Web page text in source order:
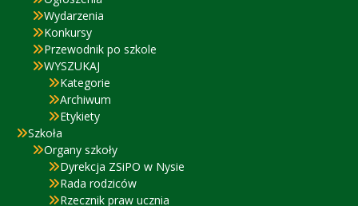
Wydarzenia
Konkursy
Przewodnik po szkole
WYSZUKAJ
Kategorie
Archiwum
Etykiety
Szkoła
Organy szkoły
Dyrekcja ZSiPO w Nysie
Rada rodziców
Rzecznik praw ucznia